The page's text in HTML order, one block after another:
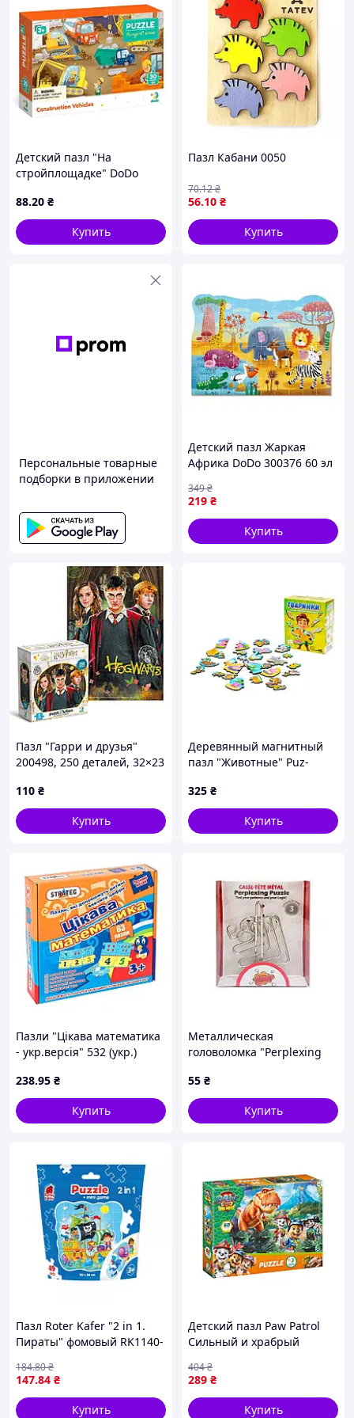
Детский пазл "На
стройплощадке" DoDo
88.20 ₴
Купить
Пазл Кабани 0050
56.10 ₴
70.12₴
Купить
Персональные товарные
подборки в приложении
Детский пазл Жаркая
Африка DoDo 300376 60 эл
Спекотна Африка DoDo
300376 60 ел
219 ₴
349₴
Купить
Пазл "Гарри и друзья"
200498, 250 деталей, 32×23
коробке
110 ₴
Купить
Деревянный магнитный
пазл "Животные" Puz-
325 ₴
Купить
Пазли "Цікава математика
- укр.версія" 532 (укр.)
238.95 ₴
Купить
Металлическая
головоломка "Perplexing
сложность
55 ₴
Купить
Пазл Roter Kafer "2 in 1.
Пираты" фомовый RK1140-
147.84 ₴
184.80₴
Купить
Детский пазл Paw Patrol
Сильный и храбрый
Дитячий пазл Paw Patrol
Сильний та хоробрий
200801 60 елементів
289 ₴
404₴
Купить